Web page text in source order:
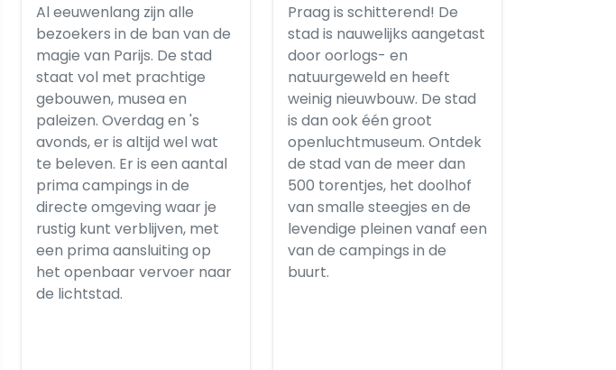
Al eeuwenlang zijn alle
bezoekers in de ban van de
magie van Parijs. De stad
staat vol met prachtige
gebouwen, musea en
paleizen. Overdag en 's
avonds, er is altijd wel wat
te beleven. Er is een aantal
prima campings in de
directe omgeving waar je
rustig kunt verblijven, met
een prima aansluiting op
het openbaar vervoer naar
de lichtstad.
Praag is schitterend! De
stad is nauwelijks aangetast
door oorlogs- en
natuurgeweld en heeft
weinig nieuwbouw. De stad
is dan ook één groot
openluchtmuseum. Ontdek
de stad van de meer dan
500 torentjes, het doolhof
van smalle steegjes en de
levendige pleinen vanaf een
van de campings in de
buurt.